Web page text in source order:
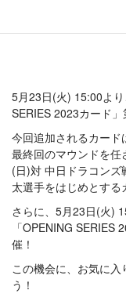
5月23日(火) 15:00よ
SERIES 2023カード」
今回追加されるカー
最終回のマウンドを任
(日)対 中日ドラコン
太選手をはじめとする
さらに、5月23日(火)
「OPENING SERIES
催！
この機会に、お気に
う！